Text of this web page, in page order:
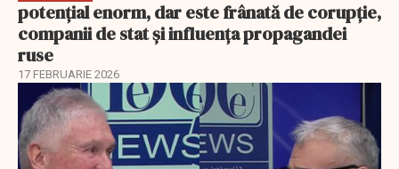
potențial enorm, dar este frânată de corupție,
companii de stat și influența propagandei
ruse
17 FEBRUARIE 2026
EXCLUSIV